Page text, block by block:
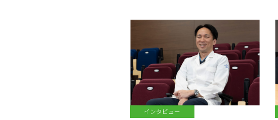
インタビュー